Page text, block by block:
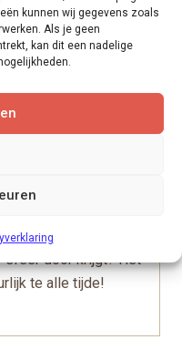
kunnen wij gegevens zoals
Als je geen
kan dit een nadelige
van het
je niet egaliseert,
de ondervloer je
aantasten,
problemen
meer nodig
je vindt dat de
sfeer door krijgt? Het
te alle tijde!